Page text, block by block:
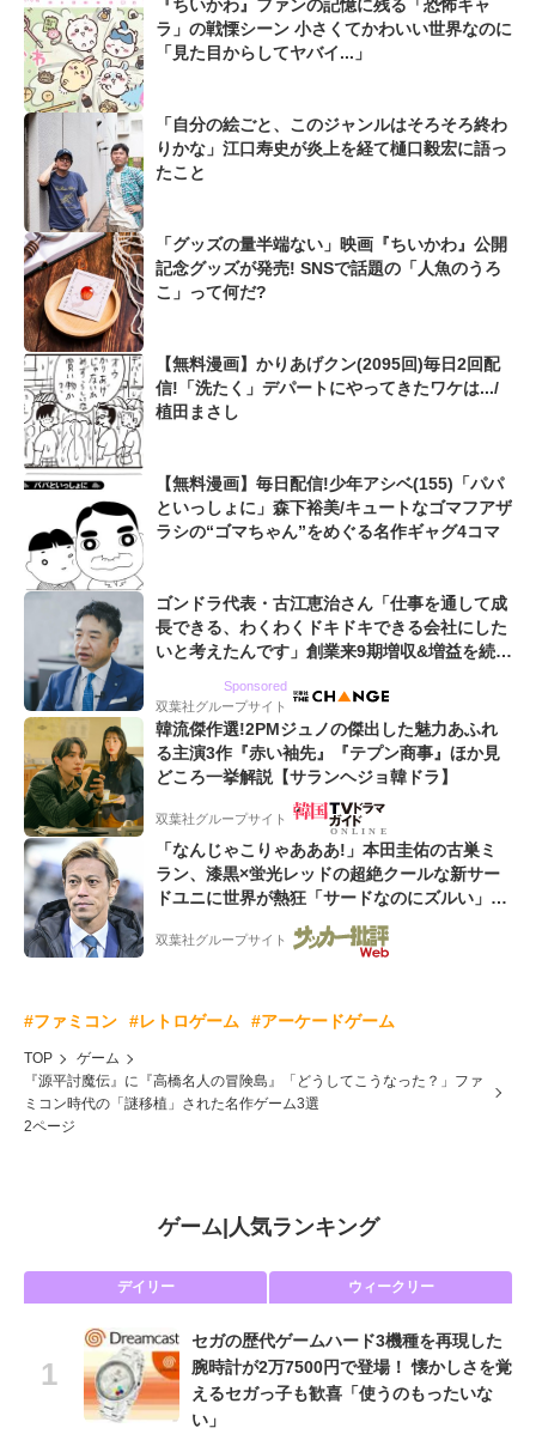
『ちいかわ』ファンの記憶に残る「恐怖キャ
ラ」の戦慄シーン 小さくてかわいい世界なのに
「見た目からしてヤバイ...」
「自分の絵ごと、このジャンルはそろそろ終わ
りかな」江口寿史が炎上を経て樋口毅宏に語っ
たこと
「グッズの量半端ない」映画『ちいかわ』公開
記念グッズが発売! SNSで話題の「人魚のうろ
こ」って何だ?
【無料漫画】かりあげクン(2095回)毎日2回配
信!「洗たく」デパートにやってきたワケは.../
植田まさし
【無料漫画】毎日配信!少年アシベ(155)「パパ
といっしょに」森下裕美/キュートなゴマフアザ
ラシの“ゴマちゃん”をめぐる名作ギャグ4コマ
ゴンドラ代表・古江恵治さん「仕事を通して成
長できる、わくわくドキドキできる会社にした
いと考えたんです」創業来9期増収&増益を続け
Sponsored
双葉社グループサイト
韓流傑作選!2PMジュノの傑出した魅力あふれ
る主演3作『赤い袖先』『テプン商事』ほか見
どころ一挙解説【サランヘジョ韓ドラ】
双葉社グループサイト
「なんじゃこりゃあああ!」本田圭佑の古巣ミ
ラン、漆黒×蛍光レッドの超絶クールな新サー
ドユニに世界が熱狂「サードなのにズルい」
「こりゃかっけえわ」
双葉社グループサイト
#ファミコン #レトロゲーム #アーケードゲーム
TOP
ゲーム
『源平討魔伝』に『高橋名人の冒険島』「どうしてこうなった？」ファ
ミコン時代の「謎移植」された名作ゲーム3選
2ページ
ゲーム| 人気ランキング
デイリー ウィークリー
セガの歴代ゲームハード3機種を再現した
腕時計が2万7500円で登場！ 懐かしさを覚
えるセガっ子も歓喜「使うのもったいな
い」